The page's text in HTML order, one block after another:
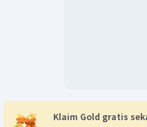
Klaim Gold gratis